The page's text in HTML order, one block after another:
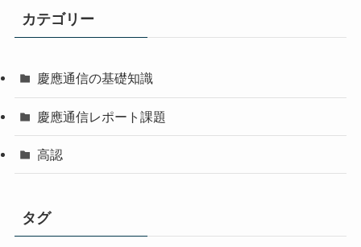
カテゴリー
慶應通信の基礎知識
慶應通信レポート課題
高認
タグ